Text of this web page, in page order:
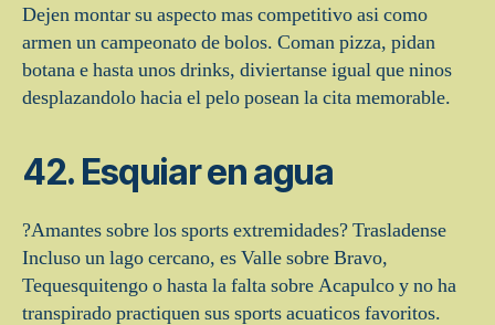
Dejen montar su aspecto mas competitivo asi­ como
armen un campeonato de bolos. Coman pizza, pidan
botana e hasta unos drinks, diviertanse igual que ninos
desplazandolo hacia el pelo posean la cita memorable.
42. Esquiar en agua
?Amantes sobre los sports extremidades? Trasladense
Incluso un lago cercano, es Valle sobre Bravo,
Tequesquitengo o hasta la falta sobre Acapulco y no ha
transpirado practiquen sus sports acuaticos favoritos.